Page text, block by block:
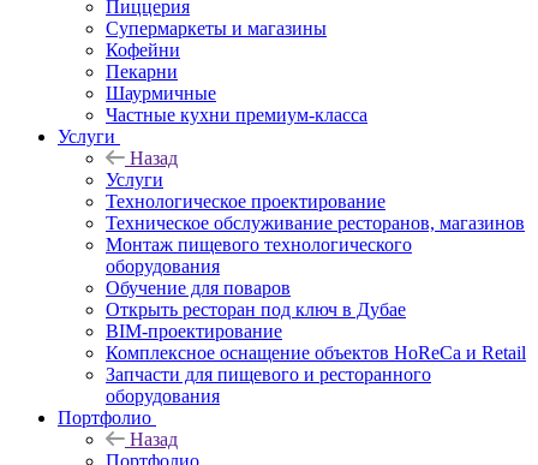
Пиццерия
Супермаркеты и магазины
Кофейни
Пекарни
Шаурмичные
Частные кухни премиум-класса
Услуги
Назад
Услуги
Технологическое проектирование
Техническое обслуживание ресторанов, магазинов
Монтаж пищевого технологического
оборудования
Обучение для поваров
Открыть ресторан под ключ в Дубае
BIM-проектирование
Комплексное оснащение объектов HoReCa и Retail
Запчасти для пищевого и ресторанного
оборудования
Портфолио
Назад
Портфолио